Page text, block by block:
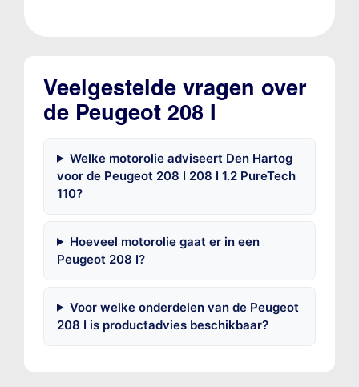
Veelgestelde vragen over
de Peugeot 208 I
Welke motorolie adviseert Den Hartog
voor de Peugeot 208 I 208 I 1.2 PureTech
110?
Hoeveel motorolie gaat er in een
Peugeot 208 I?
Voor welke onderdelen van de Peugeot
208 I is productadvies beschikbaar?